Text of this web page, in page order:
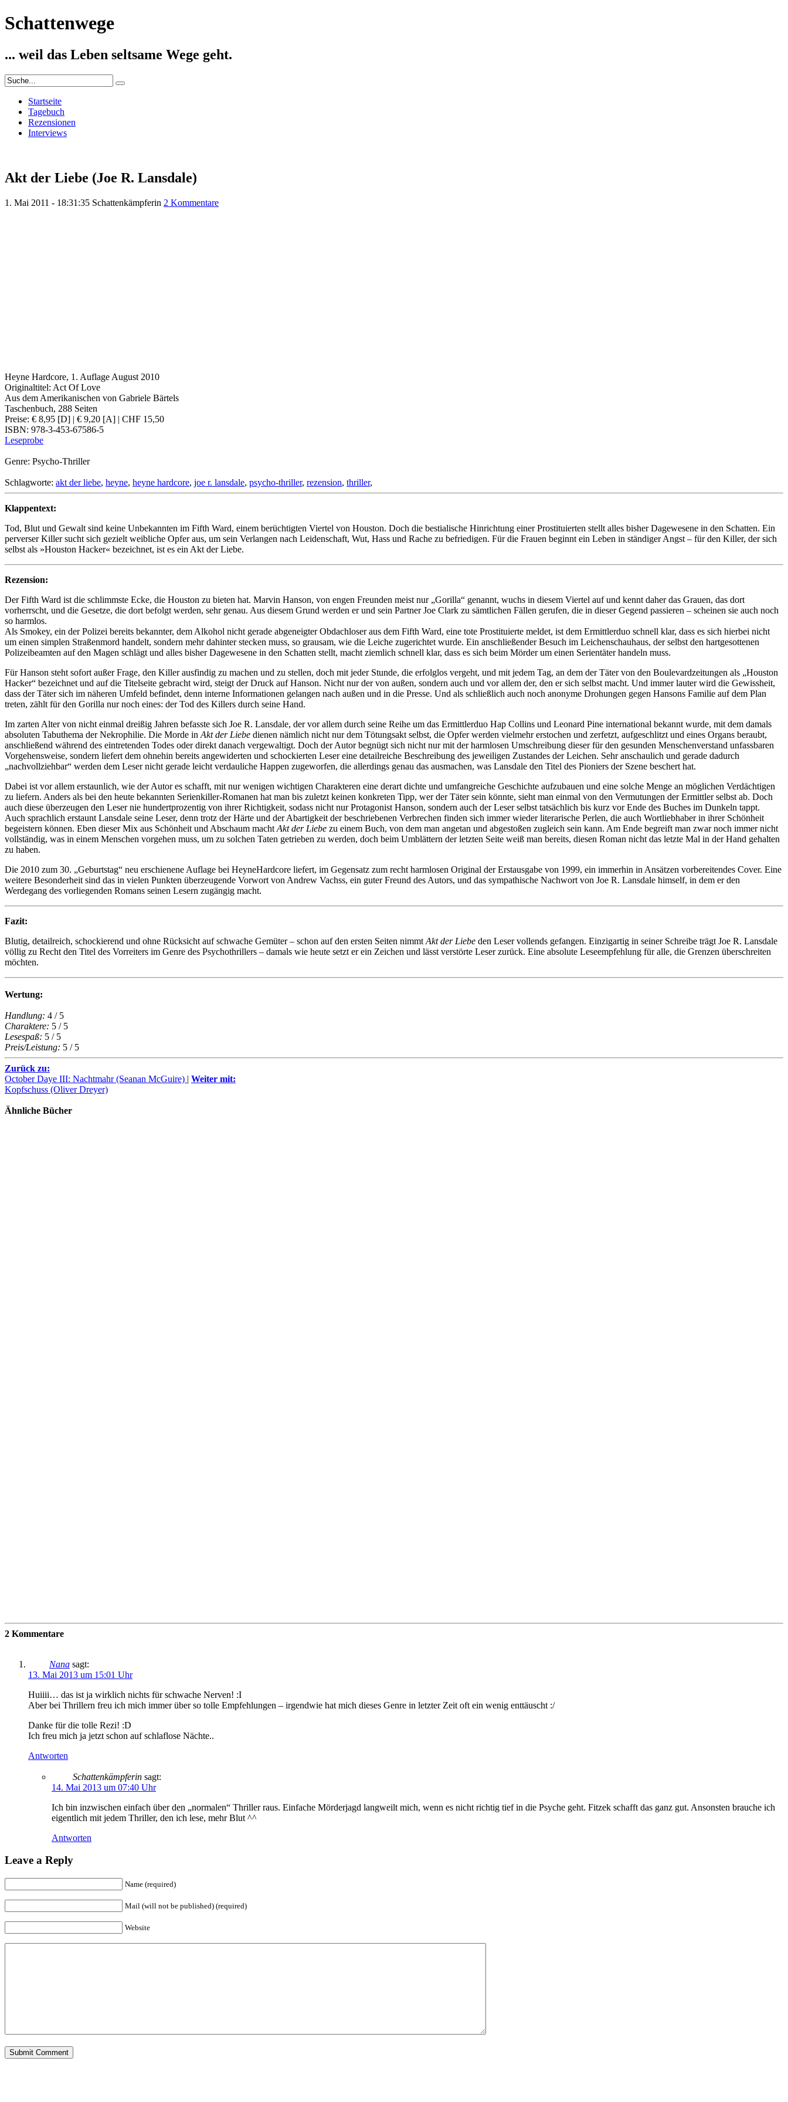
Schattenwege
... weil das Leben seltsame Wege geht.
Startseite
Tagebuch
Rezensionen
Interviews
Akt der Liebe (Joe R. Lansdale)
1. Mai 2011 - 18:31:35 Schattenkämpferin 2 Kommentare
Heyne Hardcore, 1. Auflage August 2010
Originaltitel: Act Of Love
Aus dem Amerikanischen von Gabriele Bärtels
Taschenbuch, 288 Seiten
Preise: € 8,95 [D] | € 9,20 [A] | CHF 15,50
ISBN: 978-3-453-67586-5
Leseprobe
Genre: Psycho-Thriller
Schlagworte: akt der liebe, heyne, heyne hardcore, joe r. lansdale, psycho-thriller, rezension, thriller,
Klappentext:
Tod, Blut und Gewalt sind keine Unbekannten im Fifth Ward, einem berüchtigten Viertel von Houston. Doch die bestialische Hinrichtung einer Prostituierten stellt alles bisher Dagewesene in den Schatten. Ein
perverser Killer sucht sich gezielt weibliche Opfer aus, um sein Verlangen nach Leidenschaft, Wut, Hass und Rache zu befriedigen. Für die Frauen beginnt ein Leben in ständiger Angst – für den Killer, der sich
selbst als »Houston Hacker« bezeichnet, ist es ein Akt der Liebe.
Rezension:
Der Fifth Ward ist die schlimmste Ecke, die Houston zu bieten hat. Marvin Hanson, von engen Freunden meist nur „Gorilla“ genannt, wuchs in diesem Viertel auf und kennt daher das Grauen, das dort
vorherrscht, und die Gesetze, die dort befolgt werden, sehr genau. Aus diesem Grund werden er und sein Partner Joe Clark zu sämtlichen Fällen gerufen, die in dieser Gegend passieren – scheinen sie auch noch
so harmlos.
Als Smokey, ein der Polizei bereits bekannter, dem Alkohol nicht gerade abgeneigter Obdachloser aus dem Fifth Ward, eine tote Prostituierte meldet, ist dem Ermittlerduo schnell klar, dass es sich hierbei nicht
um einen simplen Straßenmord handelt, sondern mehr dahinter stecken muss, so grausam, wie die Leiche zugerichtet wurde. Ein anschließender Besuch im Leichenschauhaus, der selbst den hartgesottenen
Polizeibeamten auf den Magen schlägt und alles bisher Dagewesene in den Schatten stellt, macht ziemlich schnell klar, dass es sich beim Mörder um einen Serientäter handeln muss.
Für Hanson steht sofort außer Frage, den Killer ausfindig zu machen und zu stellen, doch mit jeder Stunde, die erfolglos vergeht, und mit jedem Tag, an dem der Täter von den Boulevardzeitungen als „Houston
Hacker“ bezeichnet und auf die Titelseite gebracht wird, steigt der Druck auf Hanson. Nicht nur der von außen, sondern auch und vor allem der, den er sich selbst macht. Und immer lauter wird die Gewissheit,
dass der Täter sich im näheren Umfeld befindet, denn interne Informationen gelangen nach außen und in die Presse. Und als schließlich auch noch anonyme Drohungen gegen Hansons Familie auf dem Plan
treten, zählt für den Gorilla nur noch eines: der Tod des Killers durch seine Hand.
Im zarten Alter von nicht einmal dreißig Jahren befasste sich Joe R. Lansdale, der vor allem durch seine Reihe um das Ermittlerduo Hap Collins und Leonard Pine international bekannt wurde, mit dem damals
absoluten Tabuthema der Nekrophilie. Die Morde in Akt der Liebe dienen nämlich nicht nur dem Tötungsakt selbst, die Opfer werden vielmehr erstochen und zerfetzt, aufgeschlitzt und eines Organs beraubt,
anschließend während des eintretenden Todes oder direkt danach vergewaltigt. Doch der Autor begnügt sich nicht nur mit der harmlosen Umschreibung dieser für den gesunden Menschenverstand unfassbaren
Vorgehensweise, sondern liefert dem ohnehin bereits angewiderten und schockierten Leser eine detailreiche Beschreibung des jeweiligen Zustandes der Leichen. Sehr anschaulich und gerade dadurch
„nachvollziehbar“ werden dem Leser nicht gerade leicht verdauliche Happen zugeworfen, die allerdings genau das ausmachen, was Lansdale den Titel des Pioniers der Szene beschert hat.
Dabei ist vor allem erstaunlich, wie der Autor es schafft, mit nur wenigen wichtigen Charakteren eine derart dichte und umfangreiche Geschichte aufzubauen und eine solche Menge an möglichen Verdächtigen
zu liefern. Anders als bei den heute bekannten Serienkiller-Romanen hat man bis zuletzt keinen konkreten Tipp, wer der Täter sein könnte, sieht man einmal von den Vermutungen der Ermittler selbst ab. Doch
auch diese überzeugen den Leser nie hundertprozentig von ihrer Richtigkeit, sodass nicht nur Protagonist Hanson, sondern auch der Leser selbst tatsächlich bis kurz vor Ende des Buches im Dunkeln tappt.
Auch sprachlich erstaunt Lansdale seine Leser, denn trotz der Härte und der Abartigkeit der beschriebenen Verbrechen finden sich immer wieder literarische Perlen, die auch Wortliebhaber in ihrer Schönheit
begeistern können. Eben dieser Mix aus Schönheit und Abschaum macht Akt der Liebe zu einem Buch, von dem man angetan und abgestoßen zugleich sein kann. Am Ende begreift man zwar noch immer nicht
vollständig, was in einem Menschen vorgehen muss, um zu solchen Taten getrieben zu werden, doch beim Umblättern der letzten Seite weiß man bereits, diesen Roman nicht das letzte Mal in der Hand gehalten
zu haben.
Die 2010 zum 30. „Geburtstag“ neu erschienene Auflage bei HeyneHardcore liefert, im Gegensatz zum recht harmlosen Original der Erstausgabe von 1999, ein immerhin in Ansätzen vorbereitendes Cover. Eine
weitere Besonderheit sind das in vielen Punkten überzeugende Vorwort von Andrew Vachss, ein guter Freund des Autors, und das sympathische Nachwort von Joe R. Lansdale himself, in dem er den
Werdegang des vorliegenden Romans seinen Lesern zugängig macht.
Fazit:
Blutig, detailreich, schockierend und ohne Rücksicht auf schwache Gemüter – schon auf den ersten Seiten nimmt Akt der Liebe den Leser vollends gefangen. Einzigartig in seiner Schreibe trägt Joe R. Lansdale
völlig zu Recht den Titel des Vorreiters im Genre des Psychothrillers – damals wie heute setzt er ein Zeichen und lässt verstörte Leser zurück. Eine absolute Leseempfehlung für alle, die Grenzen überschreiten
möchten.
Wertung:
Handlung: 4 / 5
Charaktere: 5 / 5
Lesespaß: 5 / 5
Preis/Leistung: 5 / 5
Zurück zu:
October Daye III: Nachtmahr (Seanan McGuire) | Weiter mit:
Kopfschuss (Oliver Dreyer)
Ähnliche Bücher
2 Kommentare
Nana sagt:
13. Mai 2013 um 15:01 Uhr
Huiiii… das ist ja wirklich nichts für schwache Nerven! :I
Aber bei Thrillern freu ich mich immer über so tolle Empfehlungen – irgendwie hat mich dieses Genre in letzter Zeit oft ein wenig enttäuscht :/
Danke für die tolle Rezi! :D
Ich freu mich ja jetzt schon auf schlaflose Nächte..
Antworten
Schattenkämpferin sagt:
14. Mai 2013 um 07:40 Uhr
Ich bin inzwischen einfach über den „normalen“ Thriller raus. Einfache Mörderjagd langweilt mich, wenn es nicht richtig tief in die Psyche geht. Fitzek schafft das ganz gut. Ansonsten brauche ich
eigentlich mit jedem Thriller, den ich lese, mehr Blut ^^
Antworten
Leave a Reply
Name (required)
Mail (will not be published) (required)
Website